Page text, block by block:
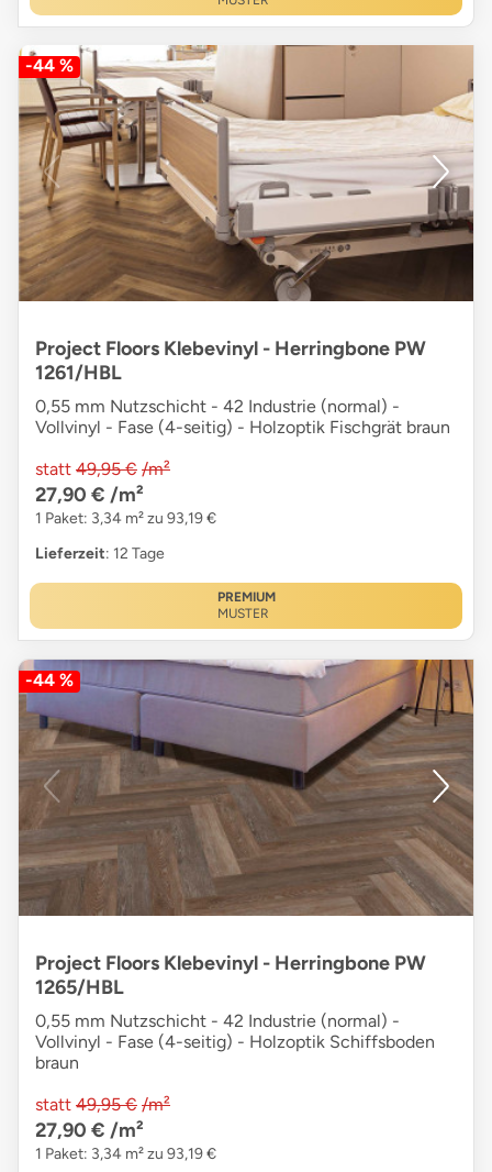
-44 %
Project Floors Klebevinyl - Herringbone PW
1261/HBL
0,55 mm Nutzschicht - 42 Industrie (normal) -
Vollvinyl - Fase (4-seitig) - Holzoptik Fischgrät braun
statt 49,95 € /m²
27,90 € /m²
1 Paket: 3,34 m² zu 93,19 €
Lieferzeit: 12 Tage
PREMIUM
MUSTER
-44 %
Project Floors Klebevinyl - Herringbone PW
1265/HBL
0,55 mm Nutzschicht - 42 Industrie (normal) -
Vollvinyl - Fase (4-seitig) - Holzoptik Schiffsboden
braun
statt 49,95 € /m²
27,90 € /m²
1 Paket: 3,34 m² zu 93,19 €